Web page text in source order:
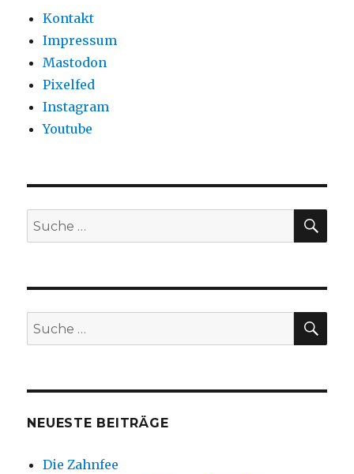
Kontakt
Impressum
Mastodon
Pixelfed
Instagram
Youtube
Suche
nach:
Suche
nach:
NEUESTE BEITRÄGE
Die Zahnfee